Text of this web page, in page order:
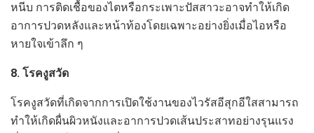
หนีบ การติดเชื้อของไตหรือกระเพาะปัสสาวะอาจทำให้เกิด
อาการปวดหลังและหน้าท้องโดยเฉพาะอย่างยิ่งเมื่อไอหรือ
หายใจเข้าลึก ๆ
8. โรคงูสวัด
โรคงูสวัดที่เกิดจากการเปิดใช้งานของไวรัสอีสุกอีใสสามารถ
ทำให้เกิดผื่นผิวหนังและอาการปวดเส้นประสาทอย่างรุนแรง